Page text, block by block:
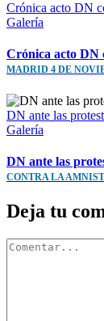
Crónica acto DN
Galería
Crónica acto DN
MADRID 4 DE
DN ante las
Galería
DN ante las
CONTRA LA
Deja tu
Comentar